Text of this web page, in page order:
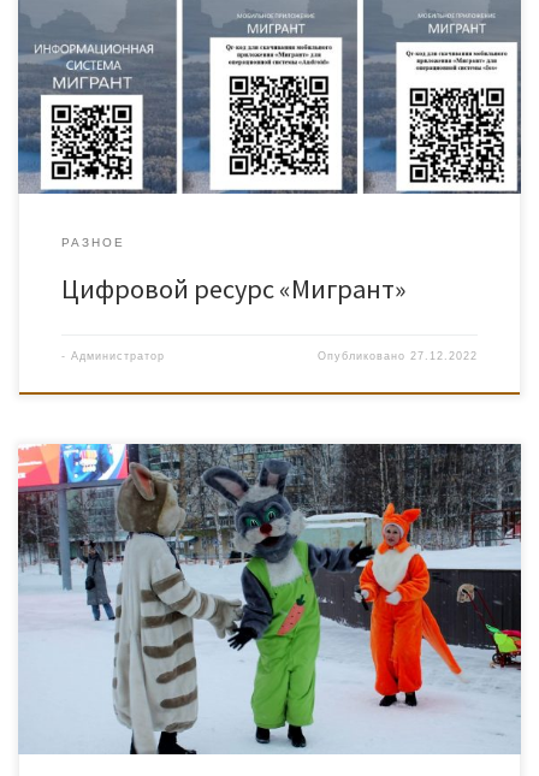
сайта, представляющего иностранным гражданам необходимые
сведения о порядке получения государственных услуг, а также
мобильное приложение «Мигрант» содержащее новостную и
справочную информацию.
РАЗНОЕ
Цифровой ресурс «Мигрант»
- Администратор Опубликовано27.12.2022